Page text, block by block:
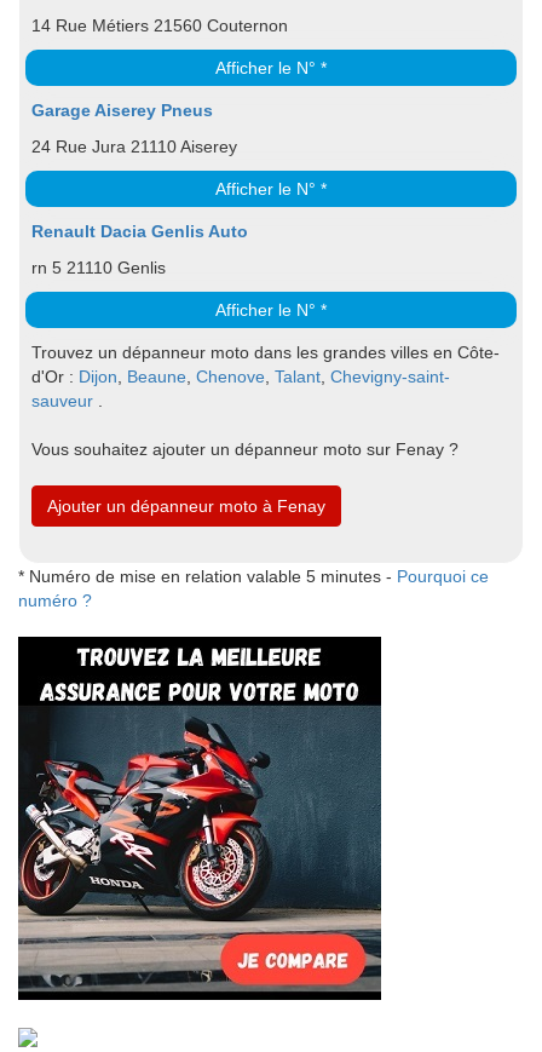
14 Rue Métiers 21560 Couternon
Afficher le N° *
Garage Aiserey Pneus
24 Rue Jura 21110 Aiserey
Afficher le N° *
Renault Dacia Genlis Auto
rn 5 21110 Genlis
Afficher le N° *
Trouvez un dépanneur moto dans les grandes villes en Côte-
d'Or : Dijon Beaune Chenove Talant Chevigny-saint-
sauveur
Vous souhaitez ajouter un dépanneur moto sur Fenay ?
Ajouter un dépanneur moto à Fenay
* Numéro de mise en relation valable 5 minutes - Pourquoi ce
numéro ?